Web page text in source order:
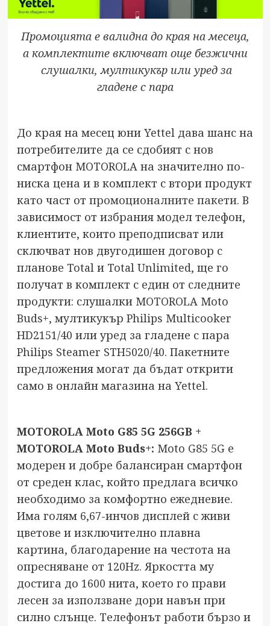
Промоцията е валидна до края на месеца,
а комплектите включват още безжични
слушалки, мултикукър или уред за
гладене с пара
До края на месец юни Yettel дава шанс на
потребителите да се сдобият с нов
смартфон MOTOROLA на значително по-
ниска цена и в комплект с втори продукт
като част от промоционалните пакети. В
зависимост от избрания модел телефон,
клиентите, които преподписват или
сключват нов двугодишен договор с
планове Total и Total Unlimited, ще го
получат в комплект с един от следните
продукти: слушалки MOTOROLA Moto
Buds+, мултикукър Philips Multicooker
HD2151/40 или уред за гладене с пара
Philips Steamer STH5020/40. Пакетните
предложения могат да бъдат открити
само в онлайн магазина на Yettel.
MOTOROLA Moto G85 5G 256GB +
MOTOROLA Moto Buds+: Moto G85 5G е
модерен и добре балансиран смартфон
от среден клас, който предлага всичко
необходимо за комфортно ежедневие.
Има голям 6,67-инчов дисплей с живи
цветове и изключително плавна
картина, благодарение на честота на
опресняване от 120Hz. Яркостта му
достига до 1600 нита, което го прави
лесен за използване дори навън при
силно слънце. Телефонът работи бързо и